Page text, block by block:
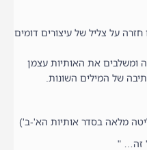
חזרה על צליל של עיצורים דומים
ומשלבים את האותיות עצמן
של המילים השונות.
זה… "